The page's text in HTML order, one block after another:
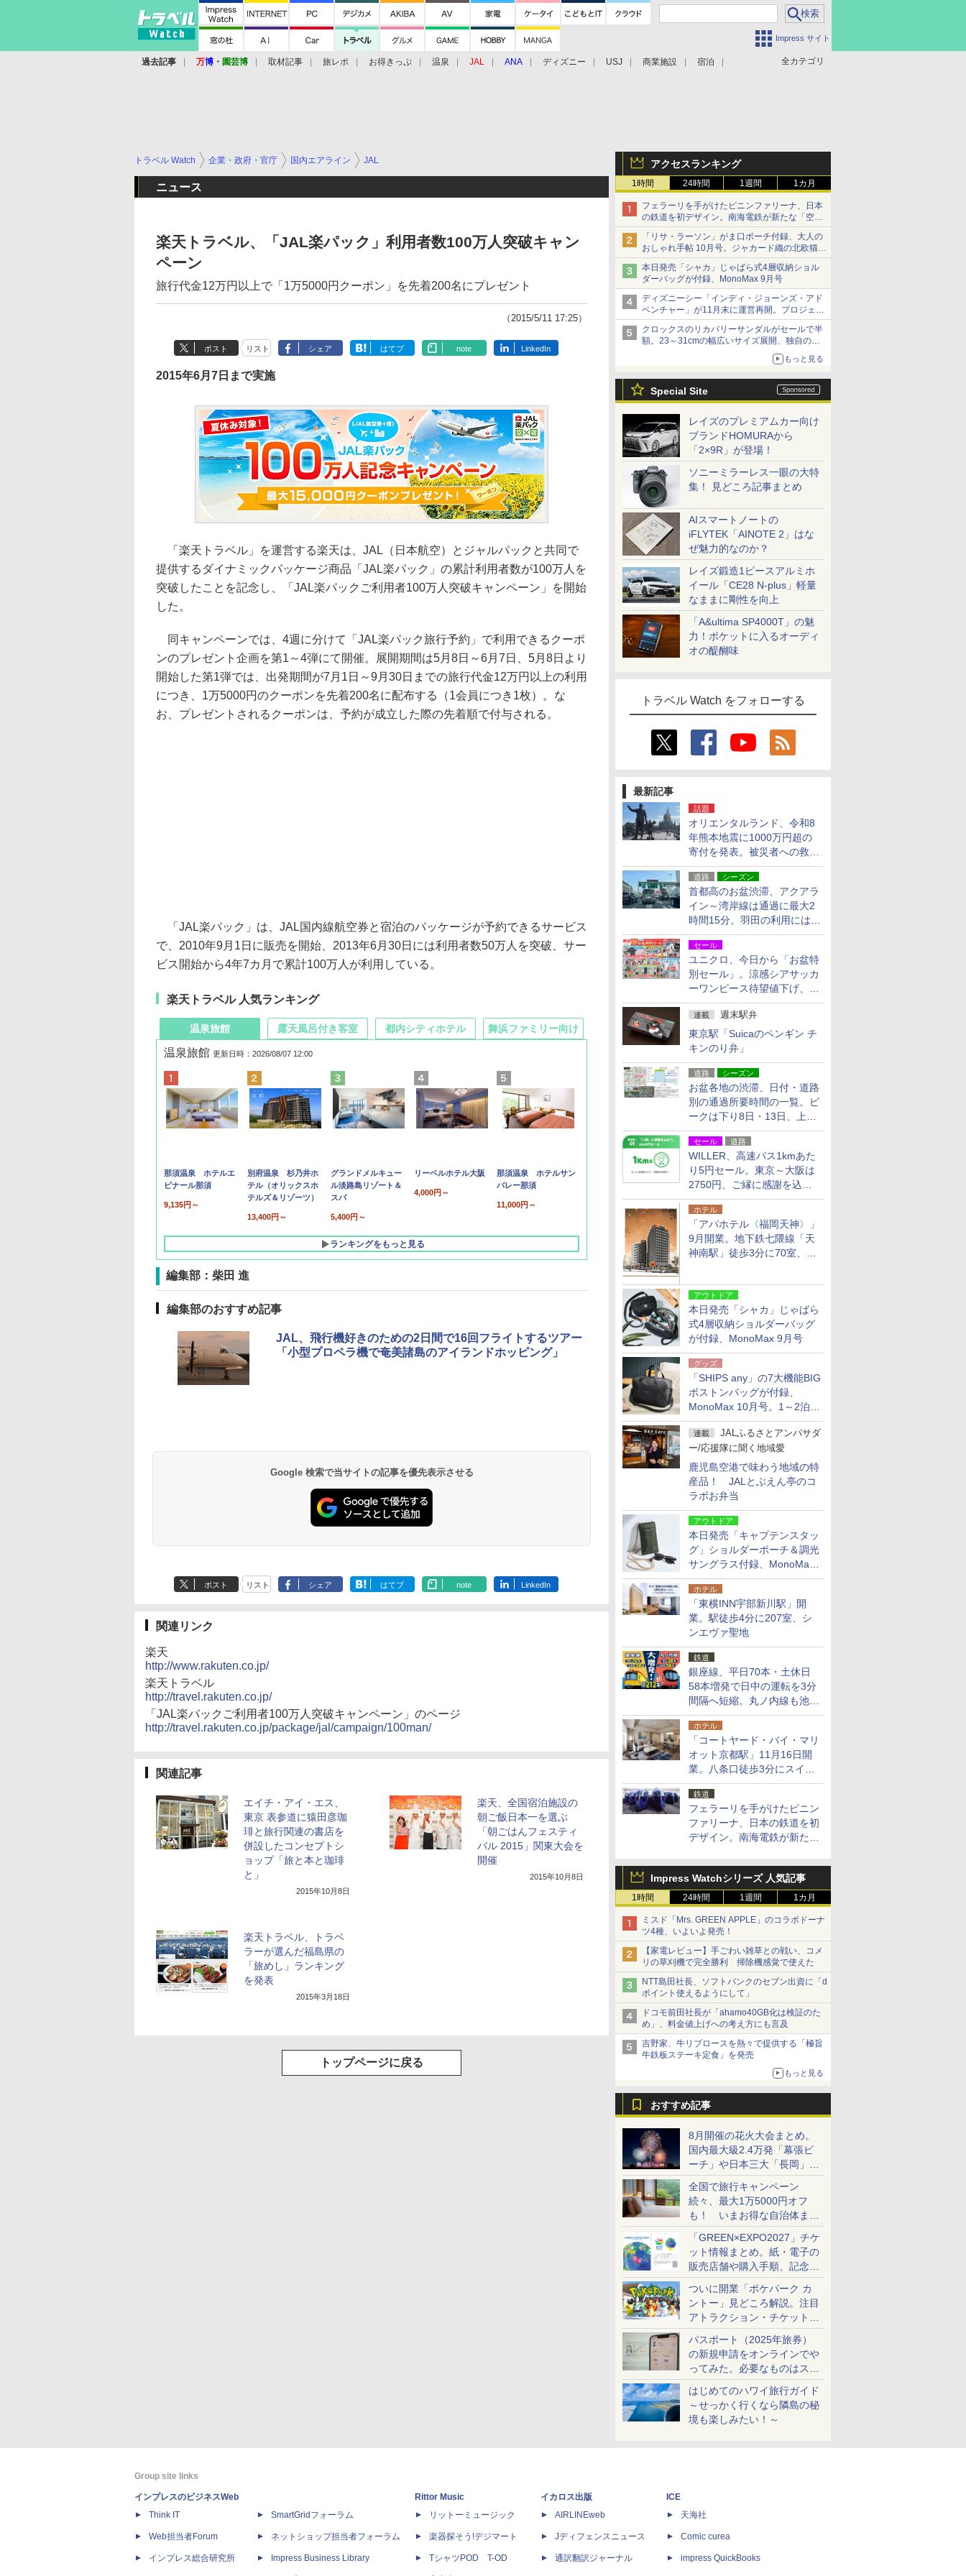
Impress サイト
全カテゴリ
過去記事 万博 ・ 園芸博 取材記事 旅レポ お得きっぷ 温泉 JAL ANA ディズニー USJ 商業施設 宿泊
アクセスランキング
1時間 24時間 1週間 1カ月
フェラーリを手がけたピニンファリーナ、日本
の鉄道を初デザイン。南海電鉄が新たな「空港
特急」をなにわ筋線へ導入
「リサ・ラーソン」がま口ポーチ付録、大人の
おしゃれ手帖 10月号。ジャカード織の北欧猫デ
ザイン
本日発売「シャカ」じゃばら式4層収納ショル
ダーバッグが付録、MonoMax 9月号
ディズニーシー「インディ・ジョーンズ・アド
ベンチャー」が11月末に運営再開。プロジェク
ションマッピングを追加、DPAは1500円
クロックスのリカバリーサンダルがセールで半
額。23～31cmの幅広いサイズ展開、独自のク
もっと見る
Special Site
レイズのプレミアムカー向け
ブランドHOMURAから
「2×9R」が登場！
ソニーミラーレス一眼の大特
集！ 見どころ記事まとめ
AIスマートノートの
iFLYTEK「AINOTE 2」はな
ぜ魅力的なのか？
レイズ鍛造1ピースアルミホ
イール「CE28 N-plus」軽量
なままに剛性を向上
「A&ultima SP4000T」の魅
力！ポケットに入るオーディ
オの醍醐味
トラベル Watch をフォローする
最新記事
話題
オリエンタルランド、令和8
年熊本地震に1000万円超の
寄付を発表。被災者への救援
活動・復旧支援
道路 シーズン
首都高のお盆渋滞、アクアラ
イン～湾岸線は通過に最大2
時間15分。羽田の利用には
「空港西出口」の利用検討を
セール
ユニクロ、今日から「お盆特
別セール」。涼感シアサッカ
ーワンピース待望値下げ、撥
水ギアショーツは1990円に
連載 週末駅弁
東京駅「Suicaのペンギン チ
キンのり弁」
道路 シーズン
お盆各地の渋滞、日付・道路
別の通過所要時間の一覧。ピ
ークは下り8日・13日、上り
14日・15日
セール 道路
WILLER、高速バス1kmあた
り5円セール。東京～大阪は
2750円、ご縁に感謝を込め
た20周年記念キャンペーン
ホテル
「アパホテル〈福岡天神〉」
9月開業。地下鉄七隈線「天
神南駅」徒歩3分に70室、エ
アウトドア
本日発売「シャカ」じゃばら
式4層収納ショルダーバッグ
が付録、MonoMax 9月号
グッズ
「SHIPS any」の7大機能BIG
ボストンバッグが付録、
MonoMax 10月号。1～2泊の
荷物、キャリーオンも可能
連載
JALふるさとアンバサダ
ー/応援隊に聞く地域愛
鹿児島空港で味わう地域の特
産品！ JALとぶえん亭のコ
ラボお弁当
アウトドア
本日発売「キャプテンスタッ
グ」ショルダーポーチ＆調光
サングラス付録、MonoMax
9月号増刊
ホテル
「東横INN宇部新川駅」開
業。駅徒歩4分に207室、シ
ンエヴァ聖地
鉄道
銀座線、平日70本・土休日
58本増発で日中の運転を3分
間隔へ短縮。丸ノ内線も池袋
～中野坂上を4分間隔に
ホテル
「コートヤード・バイ・マリ
オット京都駅」11月16日開
業。八条口徒歩3分にスイー
ト含む全270室、ダイニング
も併設
鉄道
フェラーリを手がけたピニン
ファリーナ、日本の鉄道を初
デザイン。南海電鉄が新たな
導入
Impress Watchシリーズ 人気記事
1時間 24時間 1週間 1カ月
ミスド「Mrs. GREEN APPLE」のコラボドーナ
ツ4種、いよいよ発売！
【家電レビュー】手ごわい雑草との戦い、コメ
リの草刈機で完全勝利 掃除機感覚で使えた
NTT島田社長、ソフトバンクのセブン出資に「d
ポイント使えるようにして」
ドコモ前田社長が「ahamo40GB化は検証のた
め」、料金値上げへの考え方にも言及
吉野家、牛リブロースを熱々で提供する「極旨
牛鉄板ステーキ定食」を発売
もっと見る
おすすめ記事
8月開催の花火大会まとめ。
国内最大級2.4万発「幕張ビ
ーチ」や日本三大「長岡」な
ど大型イベント目白押し！
全国で旅行キャンペーン
続々、最大1万5000円オフ
も！ いまお得な自治体まと
め
「GREEN×EXPO2027」チケ
ット情報まとめ。紙・電子の
販売店舗や購入手順、記念チ
ケットも解説
ついに開業「ポケパーク カ
ントー」見どころ解説。注目
アトラクション・チケット手
配・来場前に必要な準備は？
パスポート（2025年旅券）
の新規申請をオンラインでや
ってみた。必要なものはスマ
ホとマイナカードのみ
はじめてのハワイ旅行ガイド
～せっかく行くなら隣島の秘
境も楽しみたい！～
トラベル Watch 企業・政府・官庁 国内エアライン JAL
ニュース
楽天トラベル、「JAL楽パック」利用者数100万人突破キャン
ペーン
旅行代金12万円以上で「1万5000円クーポン」を先着200名にプレゼント
（2015/5/11 17:25）
ポスト リスト シェア はてブ note LinkedIn
2015年6月7日まで実施
「楽天トラベル」を運営する楽天は、JAL（日本航空）とジャルパックと共同で
提供するダイナミックパッケージ商品「JAL楽パック」の累計利用者数が100万人を
突破したことを記念し、「JAL楽パックご利用者100万人突破キャンペーン」を開始
した。
同キャンペーンでは、4週に分けて「JAL楽パック旅行予約」で利用できるクーポ
ンのプレゼント企画を第1～4弾にて開催。展開期間は5月8日～6月7日、5月8日より
開始した第1弾では、出発期間が7月1日～9月30日までの旅行代金12万円以上の利用
につき、1万5000円のクーポンを先着200名に配布する（1会員につき1枚）。な
お、プレゼントされるクーポンは、予約が成立した際の先着順で付与される。
「JAL楽パック」は、JAL国内線航空券と宿泊のパッケージが予約できるサービス
で、2010年9月1日に販売を開始、2013年6月30日には利用者数50万人を突破、サー
ビス開始から4年7カ月で累計100万人が利用している。
楽天トラベル 人気ランキング
温泉旅館
温泉旅館 更新日時：2026/08/07 12:00
那須温泉 ホテルエ
ピナール那須
9,135円～
別府温泉 杉乃井ホ
テル（オリックスホ
テルズ＆リゾーツ）
13,400円～
グランドメルキュー
ル淡路島リゾート＆
スパ
5,400円～
リーベルホテル大阪
4,000円～
那須温泉 ホテルサン
バレー那須
11,000円～
ランキングをもっと見る
露天風呂付き客室 都内シティホテル 舞浜ファミリー向け
編集部：柴田 進
編集部のおすすめ記事
JAL、飛行機好きのための2日間で16回フライトするツアー
「小型プロペラ機で奄美諸島のアイランドホッピング」
Google 検索で当サイトの記事を優先表示させる
ポスト リスト シェア はてブ note LinkedIn
関連リンク
楽天
http://www.rakuten.co.jp/
楽天トラベル
http://travel.rakuten.co.jp/
「JAL楽パックご利用者100万人突破キャンペーン」のページ
http://travel.rakuten.co.jp/package/jal/campaign/100man/
関連記事
エイチ・アイ・エス、
東京 表参道に猿田彦珈
琲と旅行関連の書店を
併設したコンセプトシ
ョップ「旅と本と珈琲
と」
2015年10月8日
楽天、全国宿泊施設の
朝ご飯日本一を選ぶ
「朝ごはんフェスティ
バル 2015」関東大会を
開催
2015年10月8日
楽天トラベル、トラベ
ラーが選んだ福島県の
「旅めし」ランキング
を発表
2015年3月18日
トップページに戻る
Group site links
インプレスのビジネスWeb
Think IT
Web担当者Forum
インプレス総合研究所
SmartGridフォーラム
ネットショップ担当者フォーラム
Impress Business Library
Rittor Music
リットーミュージック
楽器探そう!デジマート
TシャツPOD T-OD
イカロス出版
AIRLINEweb
Jディフェンスニュース
通訳翻訳ジャーナル
ICE
天海社
Comic curea
impress QuickBooks